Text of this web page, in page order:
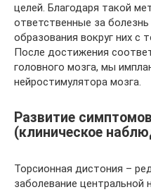
целей. Благодаря такой
ответственные за
образования вокруг них с
После достижения
головного мозга, мы
нейростимулятора мозга.
Развитие
(клиническое
Торсионная дистония –
заболевание центральной